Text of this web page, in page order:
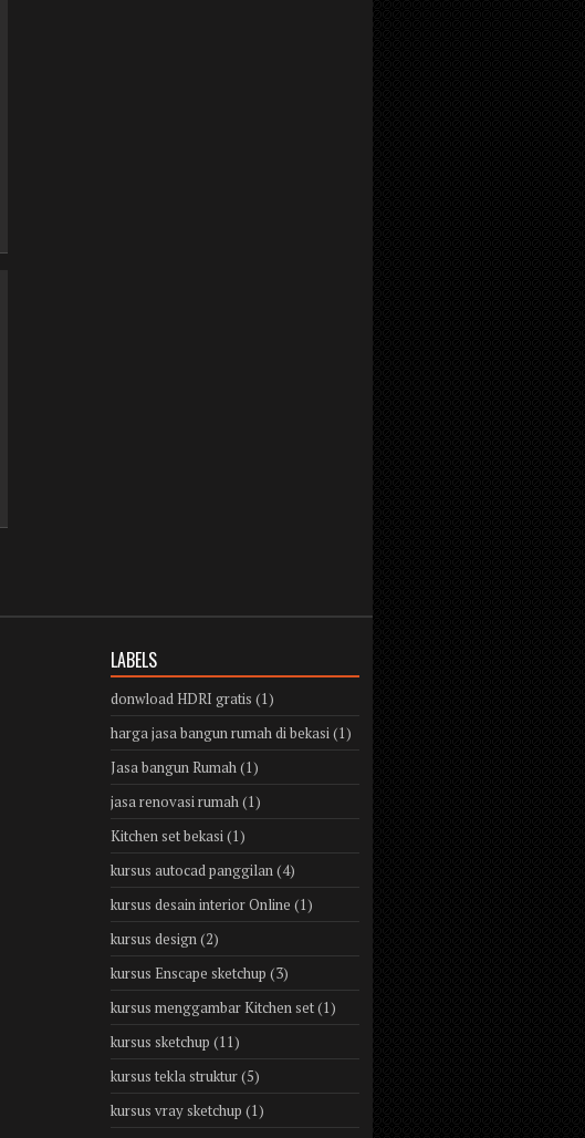
LABELS
donwload HDRI gratis (1)
harga jasa bangun rumah di bekasi(1)
Jasa bangun Rumah(1)
jasa renovasi rumah(1)
Kitchen set bekasi(1)
kursus autocad panggilan(4)
kursus desain interior Online (1)
kursus design(2)
kursus Enscape sketchup (3)
kursus menggambar Kitchen set(1)
kursus sketchup (11)
kursus tekla struktur(5)
kursus vray sketchup (1)